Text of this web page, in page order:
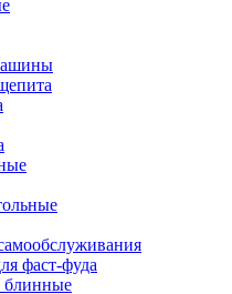
фаст-фуда
блинные